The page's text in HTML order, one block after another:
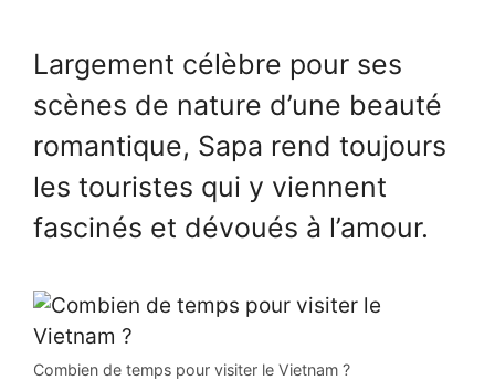
Largement célèbre pour ses
scènes de nature d’une beauté
romantique, Sapa rend toujours
les touristes qui y viennent
fascinés et dévoués à l’amour.
Combien de temps pour visiter le Vietnam ?